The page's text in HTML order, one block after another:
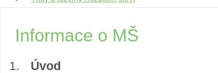
II.třída
III.třída
Informace o MŠ
Úvod